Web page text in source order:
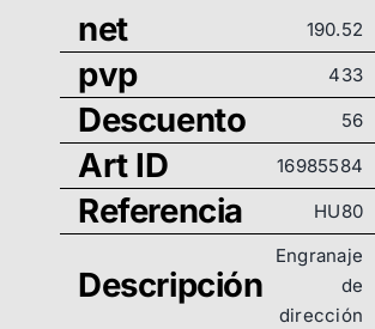
net 190.52
pvp 433
Descuento 56
Art ID 16985584
Referencia HU80
Descripción
Engranaje
de
dirección